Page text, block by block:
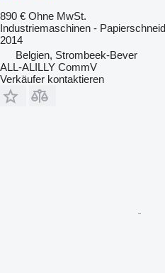
890 € Ohne MwSt.
Industriemaschinen -
2014
Belgien, Strombeek-Bever
ALL-ALILLY CommV
Verkäufer kontaktieren